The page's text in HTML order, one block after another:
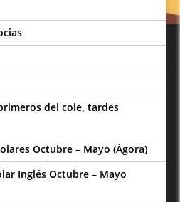
del cole, tardes
Octubre – Mayo (Ágora)
Inglés Octubre – Mayo